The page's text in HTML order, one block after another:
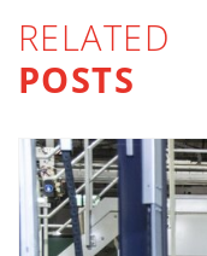
RELATED
POSTS